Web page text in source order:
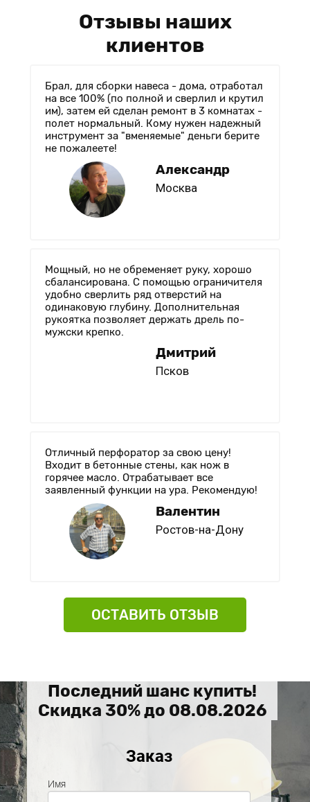
Отзывы наших
клиентов
Брал, для сборки навеса - дома, отработал
на все 100% (по полной и сверлил и крутил
им), затем ей сделан ремонт в 3 комнатах -
полет нормальный. Кому нужен надежный
инструмент за "вменяемые" деньги берите
не пожалеете!
Александр
Москва
Мощный, но не обременяет руку, хорошо
сбалансирована. С помощью ограничителя
удобно сверлить ряд отверстий на
одинаковую глубину. Дополнительная
рукоятка позволяет держать дрель по-
мужски крепко.
Дмитрий
Псков
Отличный перфоратор за свою цену!
Входит в бетонные стены, как нож в
горячее масло. Отрабатывает все
заявленный функции на ура. Рекомендую!
Валентин
Ростов-на-Дону
ОСТАВИТЬ ОТЗЫВ
Последний шанс купить!
Скидка 30% до 08.08.2026
Заказ
Имя